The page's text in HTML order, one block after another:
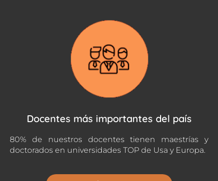
Docentes más importantes del país
80% de nuestros docentes tienen maestrías y
doctorados en universidades TOP de Usa y Europa.